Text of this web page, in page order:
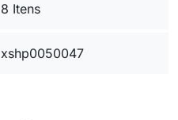
8 Itens
xshp0050047